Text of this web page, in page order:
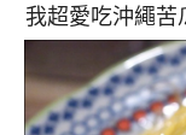
我超愛吃沖繩